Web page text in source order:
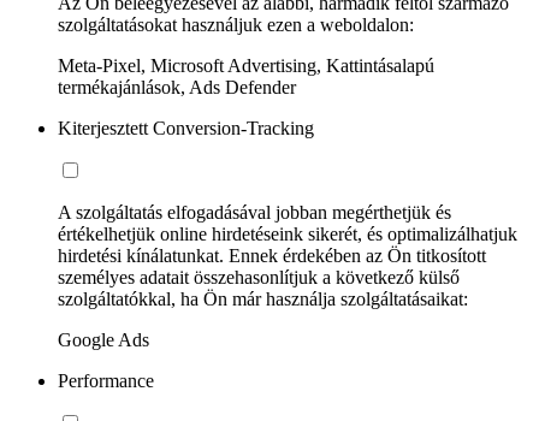
szolgáltatásokat használjuk ezen a weboldalon:
Meta-Pixel, Microsoft Advertising, Kattintásalapú
termékajánlások, Ads Defender
Kiterjesztett Conversion-Tracking
A szolgáltatás elfogadásával jobban megérthetjük és
értékelhetjük online hirdetéseink sikerét, és optimalizálhatjuk
hirdetési kínálatunkat. Ennek érdekében az Ön titkosított
személyes adatait összehasonlítjuk a következő külső
szolgáltatókkal, ha Ön már használja szolgáltatásaikat:
Google Ads
Performance